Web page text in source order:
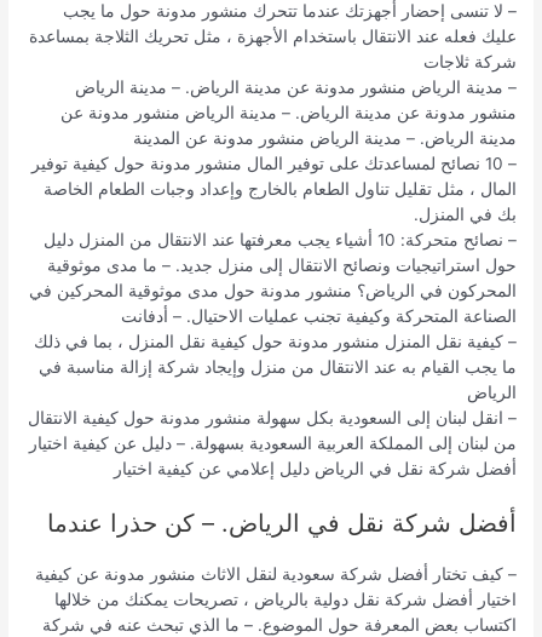
– لا تنسى إحضار أجهزتك عندما تتحرك منشور مدونة حول ما يجب
عليك فعله عند الانتقال باستخدام الأجهزة ، مثل تحريك الثلاجة بمساعدة
شركة ثلاجات
– مدينة الرياض منشور مدونة عن مدينة الرياض. – مدينة الرياض
منشور مدونة عن مدينة الرياض. – مدينة الرياض منشور مدونة عن
مدينة الرياض. – مدينة الرياض منشور مدونة عن المدينة
– 10 نصائح لمساعدتك على توفير المال منشور مدونة حول كيفية توفير
المال ، مثل تقليل تناول الطعام بالخارج وإعداد وجبات الطعام الخاصة
بك في المنزل.
– نصائح متحركة: 10 أشياء يجب معرفتها عند الانتقال من المنزل دليل
حول استراتيجيات ونصائح الانتقال إلى منزل جديد. – ما مدى موثوقية
المحركون في الرياض؟ منشور مدونة حول مدى موثوقية المحركين في
الصناعة المتحركة وكيفية تجنب عمليات الاحتيال. – أدفانت
– كيفية نقل المنزل منشور مدونة حول كيفية نقل المنزل ، بما في ذلك
ما يجب القيام به عند الانتقال من منزل وإيجاد شركة إزالة مناسبة في
الرياض
– انقل لبنان إلى السعودية بكل سهولة منشور مدونة حول كيفية الانتقال
من لبنان إلى المملكة العربية السعودية بسهولة. – دليل عن كيفية اختيار
أفضل شركة نقل في الرياض دليل إعلامي عن كيفية اختيار
أفضل شركة نقل في الرياض. – كن حذرا عندما
– كيف تختار أفضل شركة سعودية لنقل الاثاث منشور مدونة عن كيفية
اختيار أفضل شركة نقل دولية بالرياض ، تصريحات يمكنك من خلالها
اكتساب بعض المعرفة حول الموضوع. – ما الذي تبحث عنه في شركة